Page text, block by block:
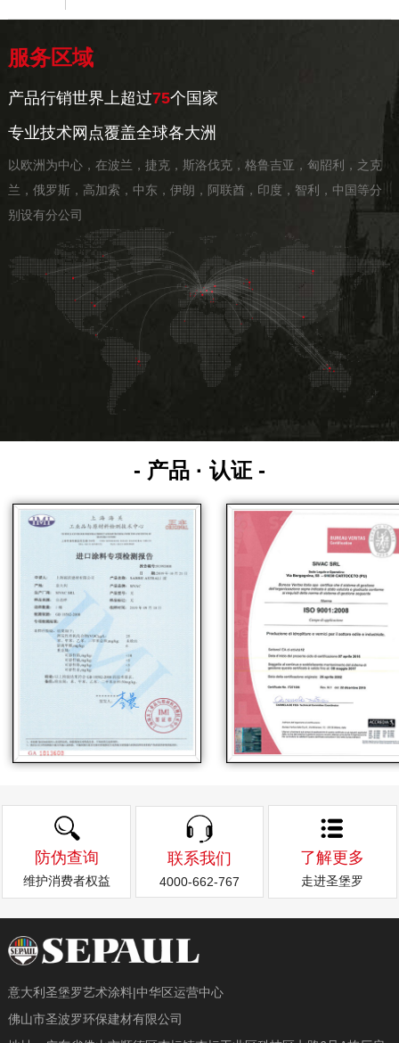
服务区域
产品行销世界上超过75个国家
专业技术网点覆盖全球各大洲
以欧洲为中心，在波兰，捷克，斯洛伐克，格鲁吉亚，匈牊利，之克
兰，俄罗斯，高加索，中东，伊朗，阿联酋，印度，智利，中国等分
别设有分公司
- 产品 · 认证 -
防伪查询
维护消费者权益
联系我们
4000-662-767
了解更多
走进圣堡罗
意大利圣堡罗艺术涂料|中华区运营中心
佛山市圣波罗环保建材有限公司